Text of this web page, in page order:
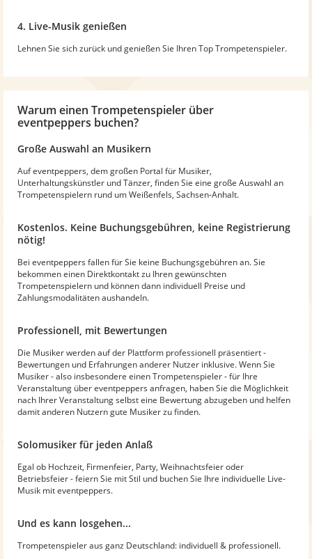
4. Live-Musik genießen
Lehnen Sie sich zurück und genießen Sie Ihren Top Trompetenspieler.
Warum einen Trompetenspieler über
eventpeppers buchen?
Große Auswahl an Musikern
Auf eventpeppers, dem großen Portal für Musiker,
Unterhaltungskünstler und Tänzer, finden Sie eine große Auswahl an
Trompetenspielern rund um Weißenfels, Sachsen-Anhalt.
Kostenlos. Keine Buchungsgebühren, keine Registrierung
nötig!
Bei eventpeppers fallen für Sie keine Buchungsgebühren an. Sie
bekommen einen Direktkontakt zu Ihren gewünschten
Trompetenspielern und können dann individuell Preise und
Zahlungsmodalitäten aushandeln.
Professionell, mit Bewertungen
Die Musiker werden auf der Plattform professionell präsentiert -
Bewertungen und Erfahrungen anderer Nutzer inklusive. Wenn Sie
Musiker - also insbesondere einen Trompetenspieler - für Ihre
Veranstaltung über eventpeppers anfragen, haben Sie die Möglichkeit
nach Ihrer Veranstaltung selbst eine Bewertung abzugeben und helfen
damit anderen Nutzern gute Musiker zu finden.
Solomusiker für jeden Anlaß
Egal ob Hochzeit, Firmenfeier, Party, Weihnachtsfeier oder
Betriebsfeier - feiern Sie mit Stil und buchen Sie Ihre individuelle Live-
Musik mit eventpeppers.
Und es kann losgehen...
Trompetenspieler aus ganz Deutschland: individuell & professionell.